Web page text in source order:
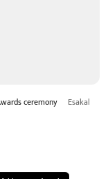
ceremony Esakal